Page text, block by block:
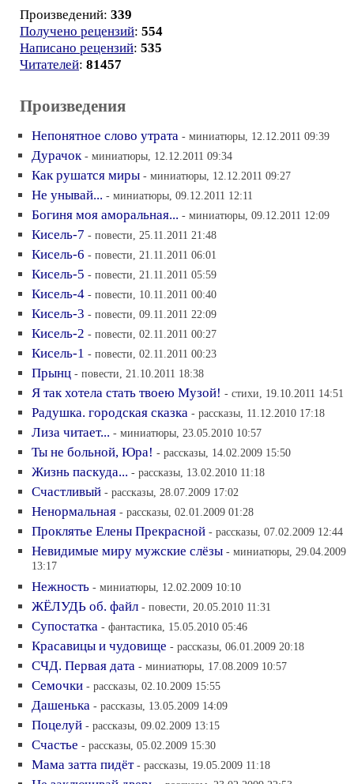
Произведений: 339
Получено рецензий: 554
Написано рецензий: 535
Читателей: 81457
Произведения
Непонятное слово утрата - миниатюры, 12.12.2011 09:39
Дурачок - миниатюры, 12.12.2011 09:34
Как рушатся миры - миниатюры, 12.12.2011 09:27
Не унывай... - миниатюры, 09.12.2011 12:11
Богиня моя аморальная... - миниатюры, 09.12.2011 12:09
Кисель-7 - повести, 25.11.2011 21:48
Кисель-6 - повести, 21.11.2011 06:01
Кисель-5 - повести, 21.11.2011 05:59
Кисель-4 - повести, 10.11.2011 00:40
Кисель-3 - повести, 09.11.2011 22:09
Кисель-2 - повести, 02.11.2011 00:27
Кисель-1 - повести, 02.11.2011 00:23
Прынц - повести, 21.10.2011 18:38
Я так хотела стать твоею Музой! - стихи, 19.10.2011 14:51
Радушка. городская сказка - рассказы, 11.12.2010 17:18
Лиза читает... - миниатюры, 23.05.2010 10:57
Ты не больной, Юра! - рассказы, 14.02.2009 15:50
Жизнь паскуда... - рассказы, 13.02.2010 11:18
Счастливый - рассказы, 28.07.2009 17:02
Ненормальная - рассказы, 02.01.2009 01:28
Проклятье Елены Прекрасной - рассказы, 07.02.2009 12:44
Невидимые миру мужские слёзы - миниатюры, 29.04.2009
13:17
Нежность - миниатюры, 12.02.2009 10:10
ЖЁЛУДЬ об. файл - повести, 20.05.2010 11:31
Супостатка - фантастика, 15.05.2010 05:46
Красавицы и чудовище - рассказы, 06.01.2009 20:18
СЧД. Первая дата - миниатюры, 17.08.2009 10:57
Семочки - рассказы, 02.10.2009 15:55
Дашенька - рассказы, 13.05.2009 14:09
Поцелуй - рассказы, 09.02.2009 13:15
Счастье - рассказы, 05.02.2009 15:30
Мама затта пидёт - рассказы, 19.05.2009 11:18